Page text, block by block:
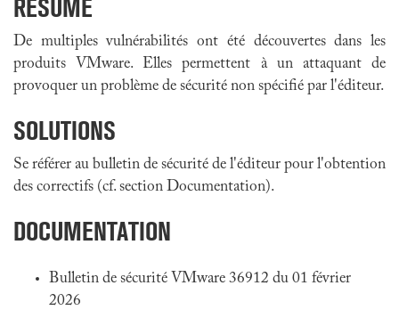
RÉSUMÉ
De multiples vulnérabilités ont été découvertes dans les
produits VMware. Elles permettent à un attaquant de
provoquer un problème de sécurité non spécifié par l'éditeur.
SOLUTIONS
Se référer au bulletin de sécurité de l'éditeur pour l'obtention
des correctifs (cf. section Documentation).
DOCUMENTATION
Bulletin de sécurité VMware 36912 du 01 février
2026